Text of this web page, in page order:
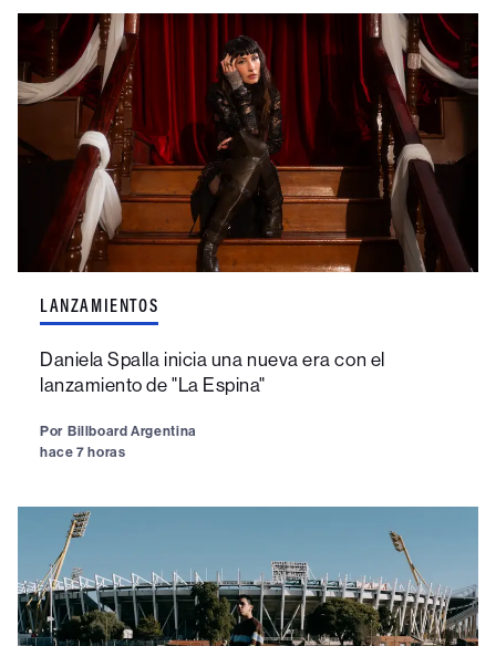
LANZAMIENTOS
Daniela Spalla inicia una nueva era con el
lanzamiento de "La Espina"
Por Billboard Argentina
hace 7 horas